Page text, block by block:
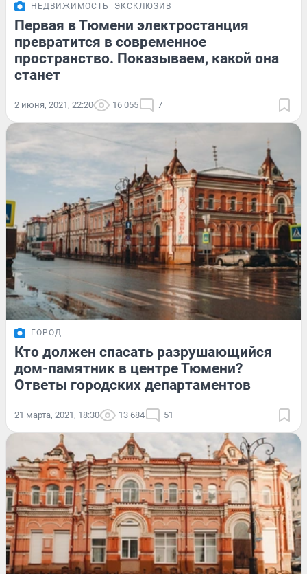
НЕДВИЖИМОСТЬ ЭКСКЛЮЗИВ
Первая в Тюмени электростанция
превратится в современное
пространство. Показываем, какой она
станет
2 июня, 2021, 22:20 16 055 7
ГОРОД
Кто должен спасать разрушающийся
дом-памятник в центре Тюмени?
Ответы городских департаментов
21 марта, 2021, 18:30 13 684 51